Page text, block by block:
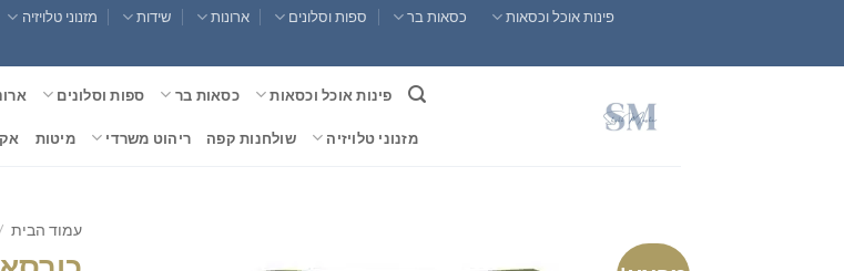
content
פינות אוכל וכסאות כסאות בר ספות וסלונים ארונות שידות מזנוני טלויזיה
פינות אוכל וכסאות כסאות בר ספות וסלונים
מזנוני טלויזיה שולחנות קפה ריהוט משרדי מיטות
עמוד הבית /